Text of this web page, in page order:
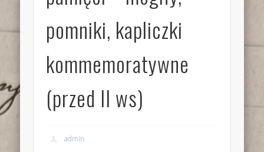
pomniki, kapliczki
kommemoratywne
(przed II ws)
admin